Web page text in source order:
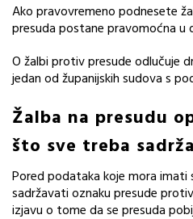
Ako pravovremeno podnesete
presuda postane pravomoćna u
O žalbi protiv presude odlučuje
jedan od županijskih sudova s
Žalba na presudu
što sve treba
Pored podataka koje mora imati
sadržavati oznaku presude
izjavu o tome da se presuda